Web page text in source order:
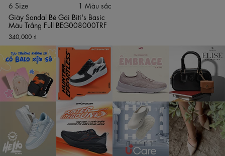
Công nghệ đế đúc IP nguyên khối siêu nhẹ và đàn hồi vượt
trội: Giày ứng dụng khối đế nhựa IP xuồng đúc định hình thế
hệ mới phối màu trắng đồng điệu từ Biti's giúp giảm thiểu tối
đa trọng lượng, cho con cảm giác nhẹ nhàng trên từng bước
sải chân hằng ngày. Chất liệu IP có cấu trúc tế bào bọt nhựa
thông minh đem lại độ dẻo dai cao, uốn gấp mượt mà, hỗ trợ
hấp thụ lực giảm chấn cực tốt từ mặt đường lên gót chân, giải
tỏa áp lực tì đè giúp bé hoàn toàn tự do chạy nhảy vui chơi
ngoài sân trường hay đứng xếp hàng mà không lo mỏi chân.
Form dáng học sinh nâng đỡ vững chãi với gót đế cao
đúng 2cm: Bộ đế sở hữu cấu trúc bo vòm uốn lượn ôm sát
lòng bàn chân cùng chiều cao gót sau đạt khoảng 2cm (2
phân) dốc nhẹ khoa học về phía trước. Độ cao tiêu chuẩn này
phù hợp hoàn hảo với nhân trắc học bàn chân trẻ em Việt
Nam, giúp nâng đỡ hệ xương vòm chân, bảo vệ cột sống và
6 Size
1 Màu sắc
Giày Sandal Bé Gái Biti's Basic
Màu Trắng Full BEG008000TRF
340,000 ₫